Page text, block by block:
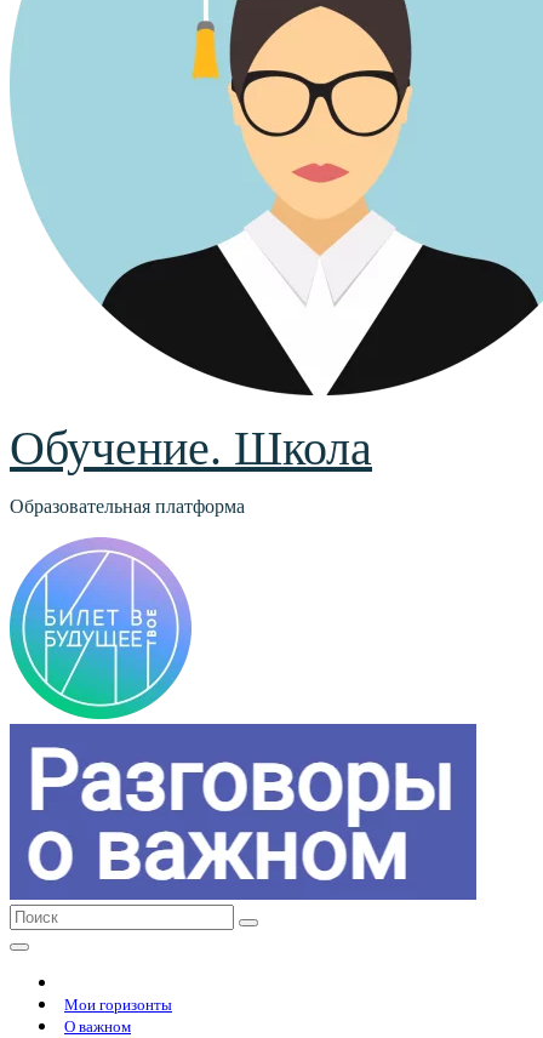
Обучение. Школа
Образовательная платформа
Мои горизонты
О важном